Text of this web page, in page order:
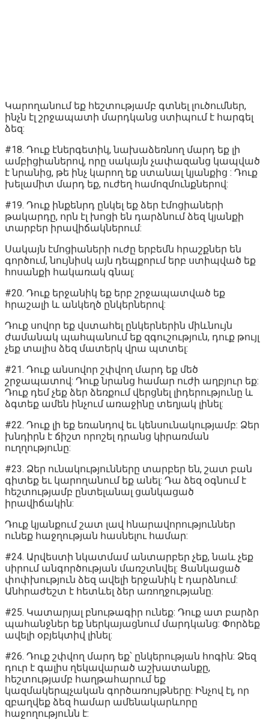
Կարողանում եք հեշտությամբ գտնել լուծումներ,
ինչն էլ շրջապատի մարդկանց ստիպում է հարգել
ձեզ:
#18. Դուք էներգետիկ, նախաձեռնող մարդ եք լի
ամբիցիաներով, որը սակայն չափազանց կապված
է նրանից, թե ինչ կարող եք ստանալ կյանքից : Դուք
խելամիտ մարդ եք, ուժեղ համոզմունքներով:
#19. Դուք ինքենրդ ընկել եք ձեր էմոցիաների
թակարդը, որն էլ խոցի են դարձնում ձեզ կյանքի
տարբեր իրավիճակներում:
Սակայն էմոցիաների ուժը երբեմն հրաշքներ են
գործում, նույնիսկ այն դեպքորւմ երբ ստիպված եք
հոսանքի հակառակ գնալ:
#20. Դուք երջանիկ եք երբ շրջապատված եք
հրաշալի և անկեղծ ընկերներով:
Դուք սովոր եք վստահել ընկերներին միևնույն
ժամանակ պահպանում եք զգուշություն, դուք թույլ
չեք տալիս ձեզ մատերկ վրա պտտել:
#21. Դուք անսովոր շփվող մարդ եք մեծ
շրջապատով: Դուք նրանց համար ուժի աղբյուր եք:
Դուք դեմ չեք ձեր ձեռքում վերցնել լիդերությունը և
ձգտեք ամեն ինչում առաջինը տեղյակ լինել:
#22. Դուք լի եք եռանդով եւ կենսունակությամբ: Ձեր
խնդիրն է ճիշտ որոշել դրանց կիրառման
ուղղությունը:
#23. Ձեր ունակությունները տարբեր են, շատ բան
գիտեք եւ կարողանում եք անել: Դա ձեզ օգնում է
հեշտությամբ ընտելանալ ցանկացած
իրավիճակին:
Դուք կյանքում շատ լավ հնարավորություններ
ունեք հաջղության հասնելու համար:
#24. Արվեստի նկատմամ անտարբեր չեք, նաև չեք
սիրում անգործության մառշտնվել: Ցանկացած
փոփխություն ձեզ ավելի երջանիկ է դարձնում:
Անհրաժեշտ է հետևել ձեր առողջությանը:
#25. Կատարյալ բնութագիր ունեք: Դուք ատ բարձր
պահանջներ եք ներկայացնում մարդկանց: Փորձեք
ավելի օբյեկտիվ լինել:
#26. Դուք շփվող մարդ եք՝ ընկերության հոգին: Ձեզ
դուր է գալիս ղեկավարած աշխատանքը,
հեշտությամբ հաղթահարում եք
կազմակերպչական գործառույթները: Ինչով էլ, որ
զբաղվեք ձեզ համար ամենակարևորը
հաջողությունն է: